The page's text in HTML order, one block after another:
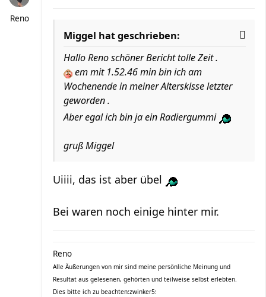
Reno
Miggel hat geschrieben:
Hallo Reno schöner Bericht tolle Zeit .
em mit 1.52.46 min bin ich am
Wochenende in meiner Altersklsse letzter
geworden .
Aber egal ich bin ja ein Radiergummi
gruß Miggel
Uiiii, das ist aber übel
Bei waren noch einige hinter mir.
Reno
Alle Äußerungen von mir sind meine persönliche Meinung und
Resultat aus gelesenen, gehörten und teilweise selbst erlebten.
Dies bitte ich zu beachten:zwinker5: